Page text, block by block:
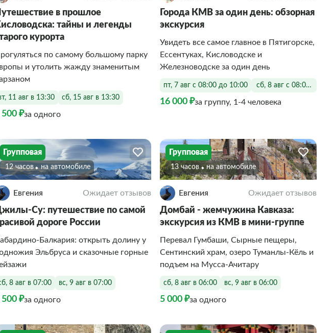
в прошлое
тайны и легенды
курорта
по самому большому парку
и утолить жажду знаменитым
11 авг в 13:30 сб, 15 авг в 13:30
500 ₽за одного
Города КМВ за один день: обзорная
экскурсия
Увидеть все самое главное в Пятигорске,
Ессентуках, Кисловодске и
Железноводске за один день
пт, 7 авг с 08:00 до 10:00 сб, 8 авг с 08:00 до
16 000 ₽за группу, 1-4 человека
Групповая
12 часов На автомобиле
Евгения Ожидает отзывов
Су: путешествие по самой
дороге России
открыть долину у
Эльбруса и сказочные горные
8 авг в 07:00 вс, 9 авг в 07:00
500 ₽за одного
Групповая
13 часов На автомобиле
Евгения Ожидает отзывов
Домбай - жемчужина Кавказа:
экскурсия из КМВ в мини-группе
Перевал Гумбаши, Сырные пещеры,
Сентинский храм, озеро Туманлы-Кёль и
подъем на Мусса-Ачитару
сб, 8 авг в 06:00 вс, 9 авг в 06:00
5 000 ₽за одного